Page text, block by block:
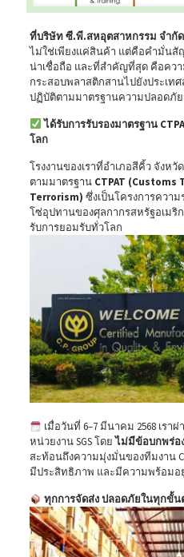
ที่บริษัท ซี.พี.สหอุตสาหกรรม จำกัด
ไม่ใช่เพียงแค่สินค้า แต่คือคำมั่น
น่าเชื่อถือ และที่สำคัญที่สุด คือคว
กระสอบพลาสติกสานไปยังประเท
ปฏิบัติตามมาตรฐานความปลอดภั
ได้รับการรับรองมาตรฐาน
โลก
โรงงานของเราที่อำเภอสีคิ้ว จังห
ตามมาตรฐาน CTPAT
Terrorism) ซึ่งเป็นโครงการควา
โซ่อุปทานของศุลกากรสหรัฐอเมริ
รับการยอมรับทั่วโลก
เมื่อวันที่ 6–7 มีนาคม 2568 เรา
หน่วยงาน SGS โดยไม่มีข้อบกพร่อ
สะท้อนถึงความมุ่งมั่นของทีมงาน
มีประสิทธิภาพ และมีความพร้อมอ
ทุกการจัดส่ง ปลอดภัยในทุกขั้น